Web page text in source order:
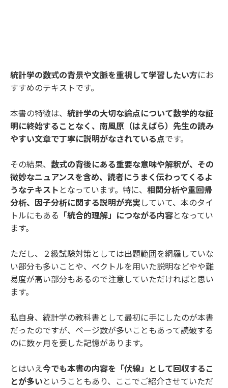
統計学の数式の背景や文脈を重視して学習したい方にお
すすめのテキストです。
本書の特徴は、 統計学の大切な論点について数学的な証
明に終始することなく、南風原（はえばら）先生の読み
やすい文章で丁寧に説明がなされている点です。
その結果、 数式の背後にある重要な意味や解釈が、その
微妙なニュアンスを含め、読者にうまく伝わってくるよ
うなテキスト となっています。特に、 相関分析や重回帰
分析、因子分析に関する説明が充実 していて、本のタイ
トルにもある 「統合的理解」につながる内容となってい
ます。
ただし、２級試験対策としては出題範囲を網羅していな
い部分も多いことや、ベクトルを用いた説明などやや難
易度が高い部分もあるので注意していただければと思い
ます。
私自身、統計学の教科書として最初に手にしたのが本書
だったのですが、ページ数が多いこともあって読破する
のに数ヶ月を要した記憶があります。
とはいえ今でも本書の内容を「伏線」として回収するこ
とが多い ということもあり、ここでご紹介させていただ